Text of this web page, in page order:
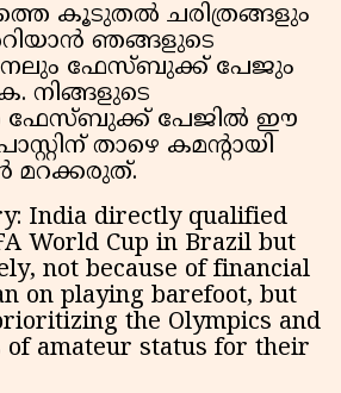
കൂടുതൽ ചരിത്രങ്ങളും
ഞങ്ങളുടെ
ഫേസ്ബുക്ക് പേജും
നിങ്ങളുടെ
ഫേസ്ബുക്ക് പേജിൽ ഈ
താഴെ കമന്റായി
മറക്കരുത്.
India directly qualified
World Cup in Brazil but
not because of financial
on playing barefoot, but
the Olympics and
of amateur status for their